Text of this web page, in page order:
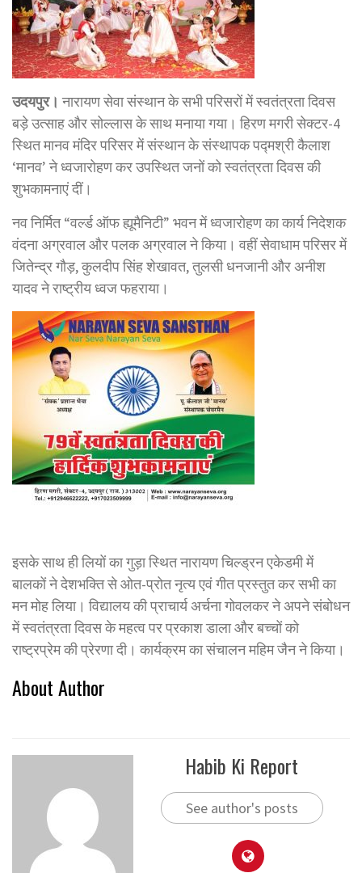
उदयपुर। नारायण सेवा संस्थान के सभी परिसरों में स्वतंत्रता दिवस
बड़े उत्साह और सोल्लास के साथ मनाया गया। हिरण मगरी सेक्टर-4
स्थित मानव मंदिर परिसर में संस्थान के संस्थापक पद्मश्री कैलाश
‘मानव’ ने ध्वजारोहण कर उपस्थित जनों को स्वतंत्रता दिवस की
शुभकामनाएं दीं।
नव निर्मित “वर्ल्ड ऑफ ह्यूमैनिटी” भवन में ध्वजारोहण का कार्य निदेशक
वंदना अग्रवाल और पलक अग्रवाल ने किया। वहीं सेवाधाम परिसर में
जितेन्द्र गौड़, कुलदीप सिंह शेखावत, तुलसी धनजानी और अनीश
यादव ने राष्ट्रीय ध्वज फहराया।
इसके साथ ही लियों का गुड़ा स्थित नारायण चिल्ड्रन एकेडमी में
बालकों ने देशभक्ति से ओत-प्रोत नृत्य एवं गीत प्रस्तुत कर सभी का
मन मोह लिया। विद्यालय की प्राचार्य अर्चना गोवलकर ने अपने संबोधन
में स्वतंत्रता दिवस के महत्व पर प्रकाश डाला और बच्चों को
राष्ट्रप्रेम की प्रेरणा दी। कार्यक्रम का संचालन महिम जैन ने किया।
About Author
Habib Ki Report
See author's posts